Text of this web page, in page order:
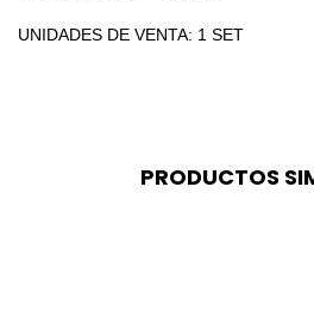
UNIDADES DE VENTA: 1 SET
PRODUCTOS